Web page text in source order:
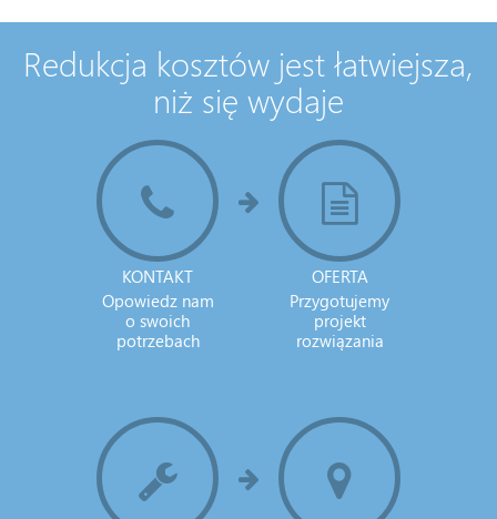
Redukcja kosztów jest łatwiejsza,
niż się wydaje
KONTAKT
Opowiedz nam
o swoich
potrzebach
OFERTA
Przygotujemy
projekt
rozwiązania